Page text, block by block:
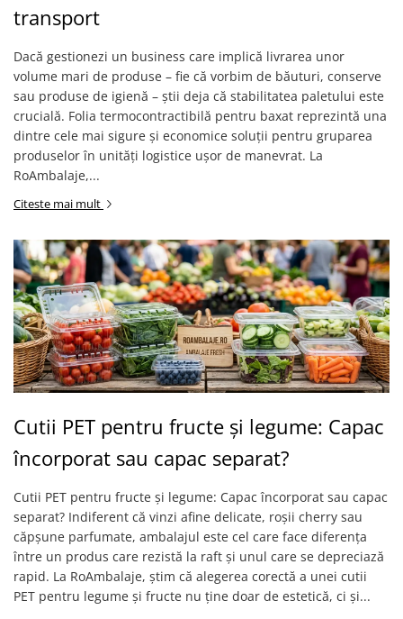
transport
Dacă gestionezi un business care implică livrarea unor
volume mari de produse – fie că vorbim de băuturi, conserve
sau produse de igienă – știi deja că stabilitatea paletului este
crucială. Folia termocontractibilă pentru baxat reprezintă una
dintre cele mai sigure și economice soluții pentru gruparea
produselor în unități logistice ușor de manevrat. La
RoAmbalaje,...
Citeste mai mult
Cutii PET pentru fructe și legume: Capac
încorporat sau capac separat?
Cutii PET pentru fructe și legume: Capac încorporat sau capac
separat? Indiferent că vinzi afine delicate, roșii cherry sau
căpșune parfumate, ambalajul este cel care face diferența
între un produs care rezistă la raft și unul care se depreciază
rapid. La RoAmbalaje, știm că alegerea corectă a unei cutii
PET pentru legume și fructe nu ține doar de estetică, ci și...